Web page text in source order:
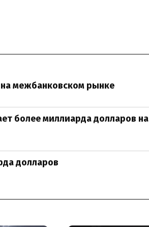
межбанковском рынке
более миллиарда долларов на
долларов